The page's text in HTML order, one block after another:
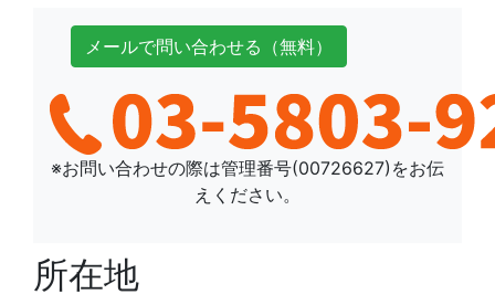
メールで問い合わせる （無料）
※お問い合わせの際は管理番号(00726627)をお伝
えください。
所在地